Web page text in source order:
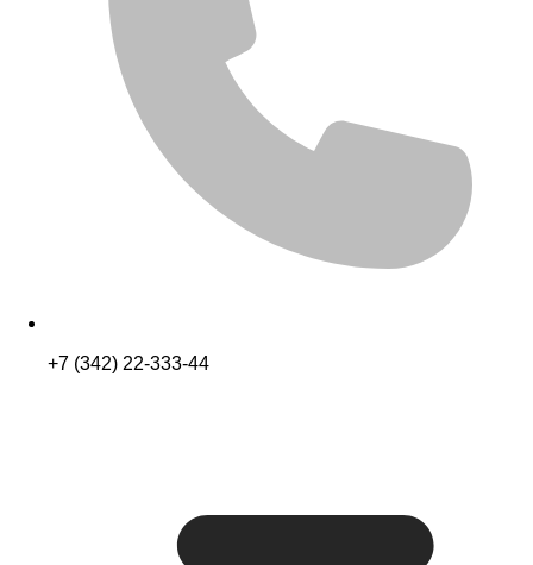
+7 (342) 22-333-44